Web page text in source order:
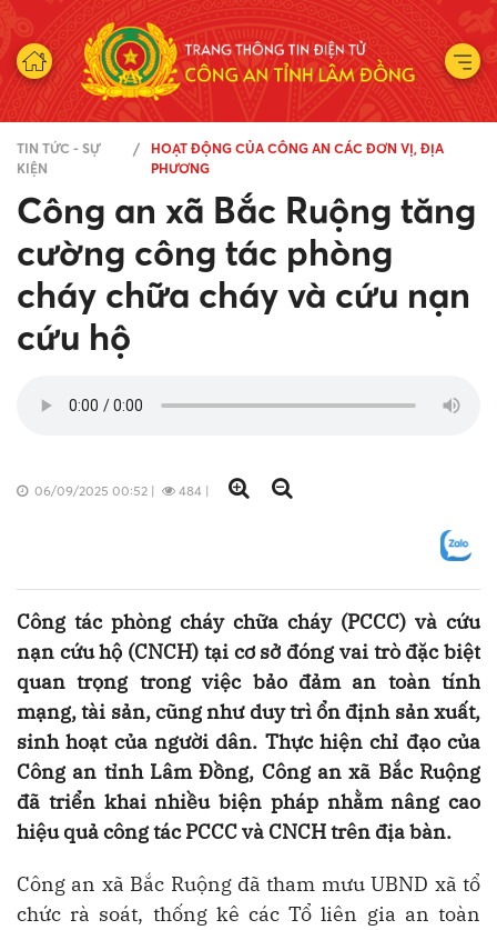
TIN TỨC - SỰ
KIỆN
HOẠT ĐỘNG CỦA CÔNG AN CÁC ĐƠN VỊ, ĐỊA
PHƯƠNG
Công an xã Bắc Ruộng tăng
cường công tác phòng
cháy chữa cháy và cứu nạn
cứu hộ
06/09/2025 00:52 | 484 |
Công tác phòng cháy chữa cháy (PCCC) và cứu
nạn cứu hộ (CNCH) tại cơ sở đóng vai trò đặc biệt
quan trọng trong việc bảo đảm an toàn tính
mạng, tài sản, cũng như duy trì ổn định sản xuất,
sinh hoạt của người dân. Thực hiện chỉ đạo của
Công an tỉnh Lâm Đồng, Công an xã Bắc Ruộng
đã triển khai nhiều biện pháp nhằm nâng cao
hiệu quả công tác PCCC và CNCH trên địa bàn.
Công an xã Bắc Ruộng đã tham mưu UBND xã tổ
chức rà soát, thống kê các Tổ liên gia an toàn